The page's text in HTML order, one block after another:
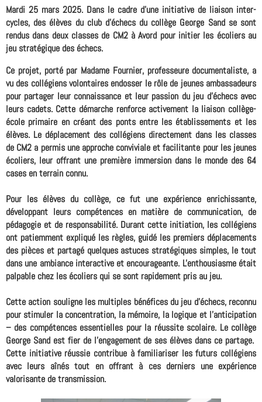
Mardi 25 mars 2025. Dans le cadre d'une initiative de liaison inter-
cycles, des élèves du club d'échecs du collège George Sand se sont
rendus dans deux classes de CM2 à Avord pour initier les écoliers au
jeu stratégique des échecs.
Ce projet, porté par Madame Fournier, professeure documentaliste, a
vu des collégiens volontaires endosser le rôle de jeunes ambassadeurs
pour partager leur connaissance et leur passion du jeu d'échecs avec
leurs cadets. Cette démarche renforce activement la liaison collège-
école primaire en créant des ponts entre les établissements et les
élèves. Le déplacement des collégiens directement dans les classes
de CM2 a permis une approche conviviale et facilitante pour les jeunes
écoliers, leur offrant une première immersion dans le monde des 64
cases en terrain connu.
Pour les élèves du collège, ce fut une expérience enrichissante,
développant leurs compétences en matière de communication, de
pédagogie et de responsabilité. Durant cette initiation, les collégiens
ont patiemment expliqué les règles, guidé les premiers déplacements
des pièces et partagé quelques astuces stratégiques simples, le tout
dans une ambiance interactive et encourageante. L'enthousiasme était
palpable chez les écoliers qui se sont rapidement pris au jeu.
Cette action souligne les multiples bénéfices du jeu d'échecs, reconnu
pour stimuler la concentration, la mémoire, la logique et l'anticipation
– des compétences essentielles pour la réussite scolaire. Le collège
George Sand est fier de l'engagement de ses élèves dans ce partage.
Cette initiative réussie contribue à familiariser les futurs collégiens
avec leurs aînés tout en offrant à ces derniers une expérience
valorisante de transmission.